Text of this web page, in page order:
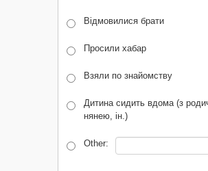
Відмовилися брати
Просили хабар
Взяли по знайомству
Дитина сидить вдома (з
нянею, ін.)
Other: